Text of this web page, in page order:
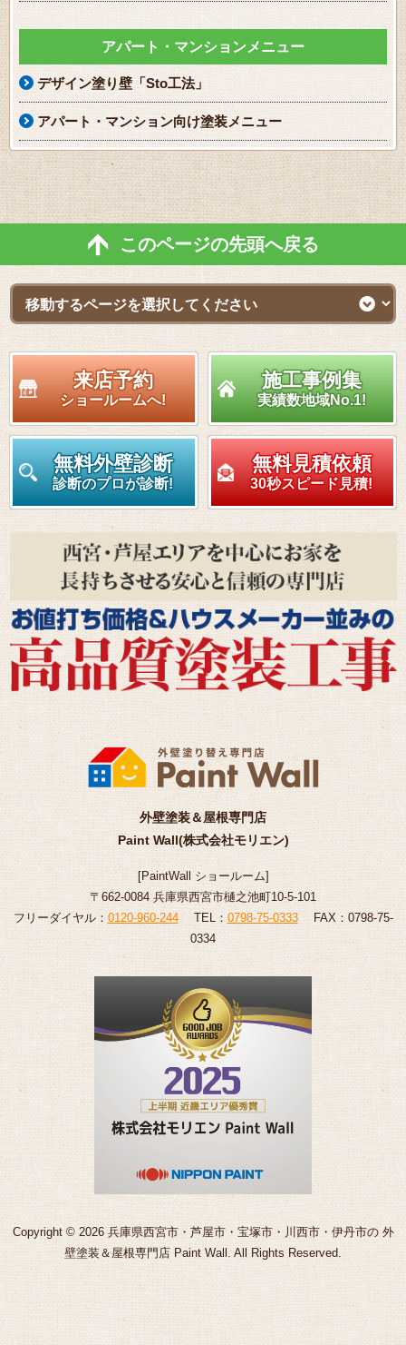
アパート・マンションメニュー
デザイン塗り壁「Sto工法」
アパート・マンション向け塗装メニュー
このページの先頭へ戻る
来店予約
ショールームへ!
施工事例集
実績数地域No.1!
無料外壁診断
診断のプロが診断!
無料見積依頼
30秒スピード見積!
外壁塗装＆屋根専門店
Paint Wall(株式会社モリエン)
[PaintWall ショールーム]
〒662-0084 兵庫県西宮市樋之池町10-5-101
フリーダイヤル：0120-960-244TEL： 0798-75-0333FAX：0798-75-
0334
Copyright © 2026 兵庫県西宮市・芦屋市・宝塚市・川西市・伊丹市の 外
壁塗装＆屋根専門店 Paint Wall. All Rights Reserved.